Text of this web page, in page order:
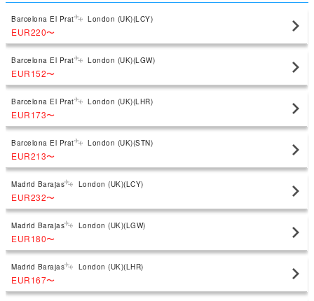
Barcelona El Prat London (UK)(LCY)
EUR220〜
Barcelona El Prat London (UK)(LGW)
EUR152〜
Barcelona El Prat London (UK)(LHR)
EUR173〜
Barcelona El Prat London (UK)(STN)
EUR213〜
Madrid Barajas London (UK)(LCY)
EUR232〜
Madrid Barajas London (UK)(LGW)
EUR180〜
Madrid Barajas London (UK)(LHR)
EUR167〜